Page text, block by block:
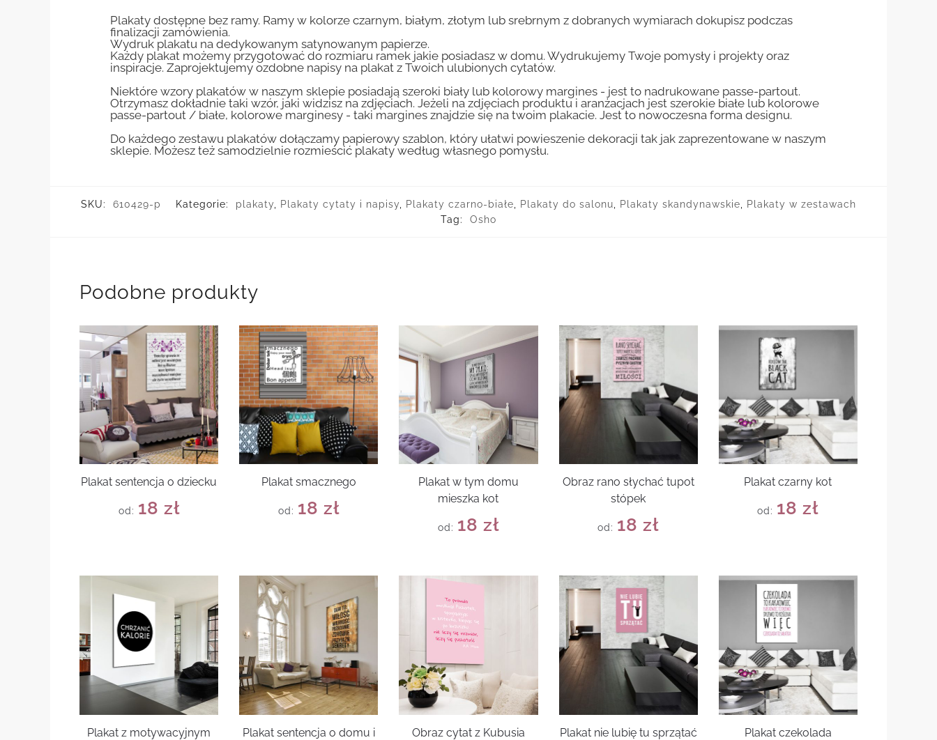
Plakaty dostępne bez ramy. Ramy w kolorze czarnym, białym, złotym lub srebrnym z dobranych wymiarach dokupisz podczas
finalizacji zamówienia.
Wydruk plakatu na dedykowanym satynowanym papierze.
Każdy plakat możemy przygotować do rozmiaru ramek jakie posiadasz w domu. Wydrukujemy Twoje pomysły i projekty oraz
inspiracje. Zaprojektujemy ozdobne napisy na plakat z Twoich ulubionych cytatów.
Niektóre wzory plakatów w naszym sklepie posiadają szeroki biały lub kolorowy margines - jest to nadrukowane passe-partout.
Otrzymasz dokładnie taki wzór, jaki widzisz na zdjęciach. Jeżeli na zdjęciach produktu i aranżacjach jest szerokie białe lub kolorowe
passe-partout / białe, kolorowe marginesy - taki margines znajdzie się na twoim plakacie. Jest to nowoczesna forma designu.
Do każdego zestawu plakatów dołączamy papierowy szablon, który ułatwi powieszenie dekoracji tak jak zaprezentowane w naszym
sklepie. Możesz też samodzielnie rozmieścić plakaty według własnego pomysłu.
SKU: 610429-p Kategorie: plakaty, Plakaty cytaty i napisy, Plakaty czarno-białe, Plakaty do salonu, Plakaty skandynawskie, Plakaty w zestawach
Tag:
Osho
Podobne produkty
Plakat sentencja o dziecku
od: 18 zł
Plakat smacznego
od: 18 zł
Plakat w tym domu
mieszka kot
od: 18 zł
Obraz rano słychać tupot
stópek
od: 18zł
Plakat czarny kot
od: 18zł
Plakat z motywacyjnym
Plakat sentencja o domu i
Obraz cytat z Kubusia
Plakat nie lubię tu sprzątać Plakat czekolada